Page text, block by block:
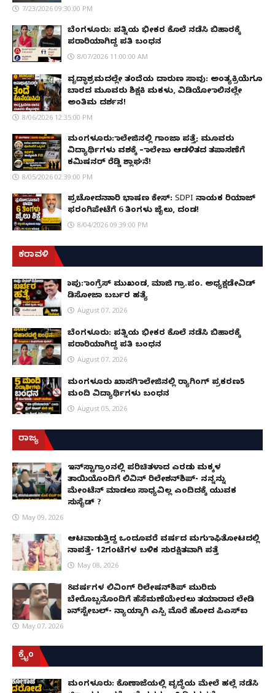
7/23/2026 09:30:00 PM
ಬೆಂಗಳೂರು: ಪತ್ನಿಯ ಭೀಕರ ಕೊಲೆ ನಡೆಸಿ ಬಿಹಾರಕ್ಕೆ
ಪರಾರಿಯಾಗಿದ್ದ ಪತಿ ಬಂಧನ
8/07/2026 11:00:00 AM
ವೃದ್ಧಾಶ್ರಮದಲ್ಲೇ ತಂದೆಯ ದಾರುಣ ಸಾವು: ಅಂತ್ಯಕ್ರಿಯೆಗೂ
ಬಾರದ ಮೂವರು ಶಿಕ್ಷಕಿ ಮಕಳು, ವಿಡಿಯೋ ಕಾಲಿನಲ್ಲೇ
ಅಂತಿಮ ದರ್ಶನ!
8/06/2026 12:35:00 PM
ಮಂಗಳೂರು: ಕಾಲೇಜಿನಲ್ಲಿ ಗಾಂಜಾ ಪತ್ತೆ; ಮೂವರು
ವಿದ್ಯಾರ್ಥಿಗಳು ವಶಕ್ಕೆ – ಕಾಲೇಜು ಆಡಳಿತದ ತಪಾಸಣೆಗೆ
ಕಮಿಷನರ್ ರೆಡ್ಡಿ ಶ್ಲಾಘನೆ!
8/05/2026 02:39:00 PM
ಪ್ರಚೋದನಾಕಾರಿ ಭಾಷಣ ಕೇಸ್: SDPI ನಾಯಕ ರಿಯಾಜ್
ಫರಂಗಿಪೇಟೆಗೆ 6 ತಿಂಗಳು ಜೈಲು, ದಂಡ!
8/04/2026 09:39:00 PM
ಕರಾವಳಿ
ಕಾಪು: ಕಾಂಗ್ರೆಸ್ ಮುಖಂಡ, ಮಾಜಿ ಗ್ರಾ.ಪಂ. ಅಧ್ಯಕ್ಷಡೇವಿಡ್
ಡಿಸೋಜಾ ಬರ್ಬರ ಹತ್ಯೆ
August 07, 2026
ಬೆಂಗಳೂರು: ಪತ್ನಿಯ ಭೀಕರ ಕೊಲೆ ನಡೆಸಿ ಬಿಹಾರಕ್ಕೆ
ಪರಾರಿಯಾಗಿದ್ದ ಪತಿ ಬಂಧನ
August 07, 2026
ಮಂಗಳೂರು ಖಾಸಗಿ ಕಾಲೇಜಿನಲ್ಲಿ ರ‌್ಯಾಗಿಂಗ್ ಪ್ರಕರಣ5
ಮಂದಿ ವಿದ್ಯಾರ್ಥಿಗಳು ಬಂಧನ
August 05, 2026
ರಾಜ್ಯ
ಇನ್​ಸ್ಟಾಗ್ರಾಂನಲ್ಲಿ ಪರಿಚಿತಳಾದ ಎರಡು ಮಕ್ಕಳ
ತಾಯಿಯೊಂದಿಗೆ ಲಿವಿನ್ ರಿಲೇಶನ್​ಶಿಪ್- ನನ್ನನ್ನು
ಮೇಂಟೆನ್ ಮಾಡಲು ಸಾಧ್ಯವಿಲ್ಲ ಎಂದಿದಕ್ಕೆ ಯುವಕ
ಸುಸೈಡ್ ?
May 09, 2026
ಆಟವಾಡುತ್ತಿದ್ದ ಒಂದೂವರೆ ವರ್ಷದ ಮಗು ಕಾಫಿತೋಟದಲ್ಲಿ
ನಾಪತ್ತೆ- 12ಗಂಟೆಗಳ ಬಳಿಕ ಸುರಕ್ಷಿತವಾಗಿ ಪತ್ತೆ
May 08, 2026
8ವರ್ಷಗಳ ಲಿವಿಂಗ್‌ ರಿಲೇಷನ್‌ಶಿಪ್ ಮುರಿದು
ಬೇರೊಬ್ಬನೊಂದಿಗೆ ಹೆಸೆಮಣೆಯೇರಲು ತಯಾರಾದ ಲೇಡಿ
ಕಾನ್‌ಸ್ಟೇಬಲ್- ನ್ಯಾಯಕ್ಕಾಗಿ ಎಸ್ಪಿ ಮೊರೆ ಹೋದ ಪಿಎಸ್ಐ
May 07, 2026
ಕ್ರೈಂ
ಮಂಗಳೂರು: ಕೊಣಾಜೆಯಲ್ಲಿ ವೃದ್ಧೆಯ ಮೇಲೆ ಹಲ್ಲೆ ನಡೆಸಿ